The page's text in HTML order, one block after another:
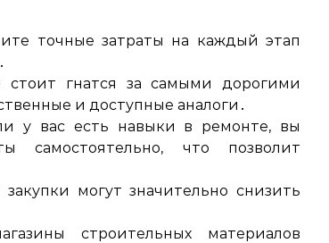
точные затраты на каждый этап
стоит гнатся за самыми дорогими
и доступные аналоги․
у вас есть навыки в ремонте, вы
самостоятельно, что позволит
могут значительно снизить
строительных материалов